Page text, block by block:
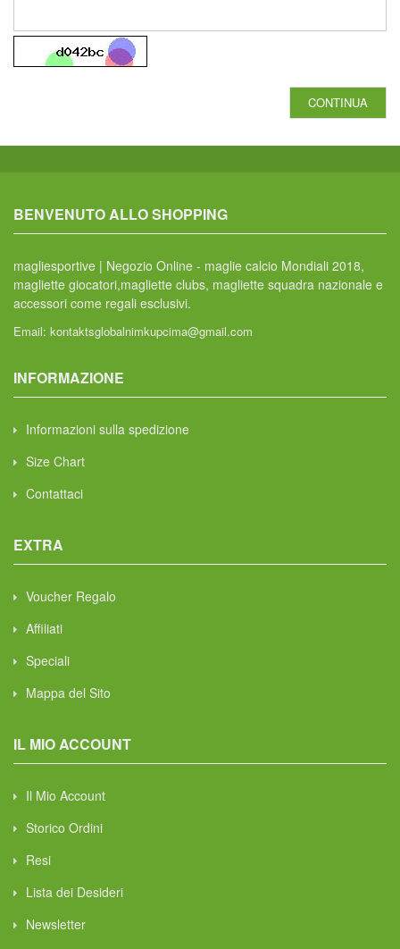
BENVENUTO ALLO SHOPPING
magliesportive | Negozio Online - maglie calcio Mondiali 2018,
magliette giocatori,magliette clubs, magliette squadra nazionale e
accessori come regali esclusivi.
Email: kontaktsglobalnimkupcima@gmail.com
INFORMAZIONE
Informazioni sulla spedizione
Size Chart
Contattaci
EXTRA
Voucher Regalo
Affiliati
Speciali
Mappa del Sito
IL MIO ACCOUNT
Il Mio Account
Storico Ordini
Resi
Lista dei Desideri
Newsletter